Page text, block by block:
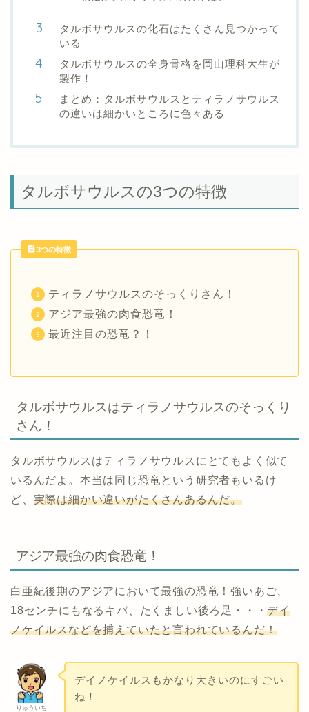
タルボサウルスの化石はたくさん見つかって
いる
タルボサウルスの全身骨格を岡山理科大生が
製作！
まとめ：タルボサウルスとティラノサウルス
の違いは細かいところに色々ある
タルボサウルスの3つの特徴
3つの特徴
ティラノサウルスのそっくりさん！
アジア最強の肉食恐竜！
最近注目の恐竜？！
タルボサウルスはティラノサウルスのそっくり
さん！
タルボサウルスはティラノサウルスにとてもよく似て
いるんだよ。本当は同じ恐竜という研究者もいるけ
ど、 実際は細かい違いがたくさんあるんだ。
アジア最強の肉食恐竜！
白亜紀後期のアジアにおいて最強の恐竜！強いあご、
18センチにもなるキバ、たくましい後ろ足・・・デイ
ノケイルスなどを捕えていたと言われているんだ！
りゅういち
デイノケイルスもかなり大きいのにすごい
ね！